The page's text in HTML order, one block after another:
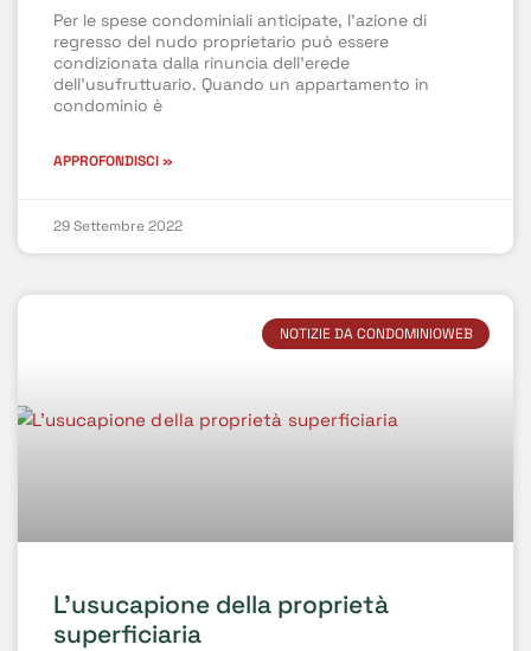
Per le spese condominiali anticipate, l’azione di
regresso del nudo proprietario può essere
condizionata dalla rinuncia dell’erede
dell’usufruttuario. Quando un appartamento in
condominio è
APPROFONDISCI »
29 Settembre 2022
NOTIZIE DA CONDOMINIOWEB
L’usucapione della proprietà
superficiaria